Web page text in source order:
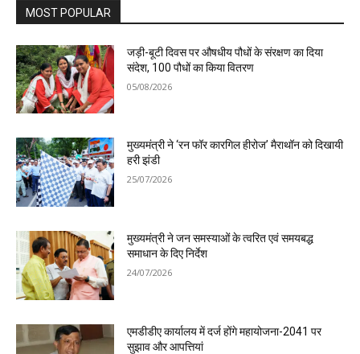
MOST POPULAR
जड़ी-बूटी दिवस पर औषधीय पौधों के संरक्षण का दिया
संदेश, 100 पौधों का किया वितरण
05/08/2026
मुख्यमंत्री ने ‘रन फॉर कारगिल हीरोज’ मैराथॉन को दिखायी
हरी झंडी
25/07/2026
मुख्यमंत्री ने जन समस्याओं के त्वरित एवं समयबद्ध
समाधान के दिए निर्देश
24/07/2026
एमडीडीए कार्यालय में दर्ज होंगे महायोजना-2041 पर
सुझाव और आपत्तियां